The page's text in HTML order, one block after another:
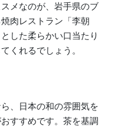
メなのが、岩手県のブ
肉レストラン「李朝
した柔らかい口当たり
くれるでしょう。
、日本の和の雰囲気を
すすめです。茶を基調